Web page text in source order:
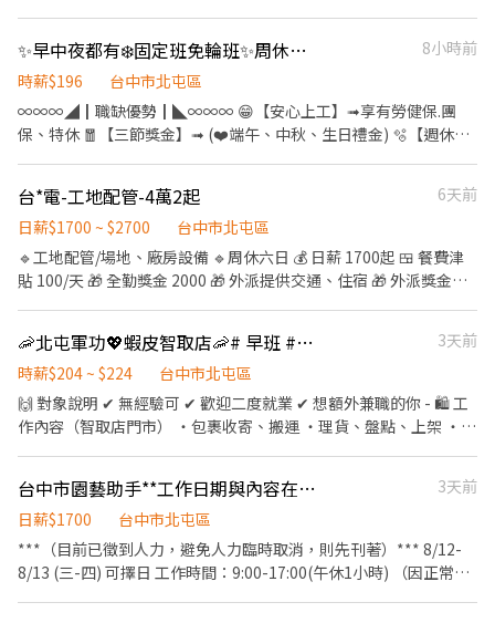
班 --------------------------- 【✔️有人店(一般門市)✔️】 ✦工作薪資
$196/hr(北屯區) ✦工作內容- (提供完整教育訓練及店面實習) 1.負
支援佳(兼職可不調店) ✦工作時間 ⭕缺額門市、班別如下方⭕ 固定
早班 10:30-17:30 (平日4-6H/假日6-8H) 固定晚班❶16:15-22:45
❷18:45-22:45（一週至少2天16:15起班） ✦排班方式 含假日周排
班3-5天班 ----------------------------- ▶工作地點 (可自選門店) 缺
☀️北屯僑孝 - 智取店 北屯區僑孝街195號1樓(缺早、晚) ✔️北屯遼陽
店 北屯區遼陽五街41號1樓(缺晚) ✔️台中環中店 北屯區環中東路二
段312號1樓(缺晚) ✔️北屯松竹店 北屯區松竹路二段227號1樓(缺晚)
✔️北屯陳平店 北屯區陳平路60巷15號1樓(缺晚)
做到） 🎯升遷+加薪制度透明超清楚｜不用阿諛奉承誰 🎯時間彈性
超高｜自由排班、生活不被綁死 🎯職人精神＋溫暖文化｜不會丟
包、不靠臨時工 🎯夥伴都很熱情好相處｜氣氛像團隊不是打工 🎯業
績激勵、任務獎金｜老鳥平均5萬以上 🎯定期聚餐、出遊、員工活
動｜你的第二個家 - 🎯 沒經驗？我們一起帶你變強 完整SOP教育訓
單說：把幸福帶到客人家裡） 到府居家清潔 幫客人打造舒服的空間
幫助每個家庭的生活更輕鬆 你會成為「家事救星」也會建立滿滿人
脈 - 🌈 適合誰？ 喜歡把事情做到最好、看成果的人 想要成長，又要
保留生活彈性 喜歡跟溫暖同事一起工作 想找「比一般打工更有未
來」的職涯跳板
✨早中夜都有❄️固定班免輪班✨周休二日💗可申請預支💗免輪班🌞快速上工🌞三節獎金
8小時前
時薪$196
台中市北屯區
∞∞∞◢┃職缺優勢┃◣∞∞∞ 😁【安心上工】➟享有勞健保.團
保、特休 🧧【三節獎金】➟ (❤️端午、中秋、生日禮金) 🫧【週休二
✨電子零件焊接、組裝、測試、包裝作業 ✨產品檢驗作業 ✨試產前
置作業掌握 ✨操作生產設備、維持生產順暢、切換產品製程、進行
新機種試 ⏰上班時間: ⏰日班08:00~17:10 ，薪資31,000元 ⏰小夜
班15:50-00:30，薪資31,000元/月 +(小夜班津貼:30元/HR) ⏰大夜
班23:50-08:30，薪資 31,000元/月+(大夜班津貼:48元/HR) 📌大小
$2000、滿二個月：$4000、滿三個月：$5000 大夜班培育獎金滿一
個月：$3000、滿二個月：$6000、滿三個月：$8000 💰久任獎金:滿
配合產線加班】 ∞∞∞◢┃詢問預約┃◣∞∞∞ ✅服務專員➠文文
小姐 ✅手機➠0932-733-893 ✅L.I.N.E.➠@826jcnfy(要加@唷)
✅【快速加入】➠https://lin.ee/RDrxb6W
台*電-工地配管-4萬2起
6天前
日薪$1700 ~ $2700
台中市北屯區
🔹工地配管/場地、廠房設備 🔹周休六日 💰 日薪 1700起 🍱 餐費津
貼 100/天 🎁 全勤獎金 2000 🎁 外派提供交通、住宿 🎁 外派獎金
🦐北屯軍功💖蝦皮智取店🦐# 早班 #晚班 #完整教育訓練
3天前
時薪$204 ~ $224
台中市北屯區
🙌 對象說明 ✔ 無經驗可 ✔ 歡迎二度就業 ✔ 想額外兼職的你 - 🛍 工
作內容（智取店門市） ・包裹收寄、搬運 ・理貨、盤點、上架 ・維
教育訓練&實體實習，皆有計薪 - 📍 班別說明 🔹 早班兼職： 🕖 早
班：07:00–12:00 （可彈性於 07:00–08:30 間到班） - 🔹 晚班兼
職： 🌙 晚班：17:30–22:30 (需六日兩天+平日至少2天，可於17:30
- 22:30排班) - 每日會安排 3–6 間門市（依區域與貨量調整） - 💰 薪
資待遇 ・早班：$204／時 ・晚班：$224／時 (含交通津貼） - 📅 發
台中市園藝助手**工作日期與內容在工作說明**
3天前
日薪$1700
台中市北屯區
***（目前已徵到人力，避免人力臨時取消，則先刊著）*** 8/12-
8/13 (三-四) 可擇日 工作時間：9:00-17:00(午休1小時) （因正常工